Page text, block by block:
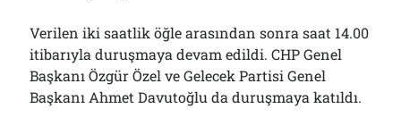
Verilen iki saatlik öğle arasından sonra saat 14.00
itibarıyla duruşmaya devam edildi. CHP Genel
Başkanı Özgür Özel ve Gelecek Partisi Genel
Başkanı Ahmet Davutoğlu da duruşmaya katıldı.